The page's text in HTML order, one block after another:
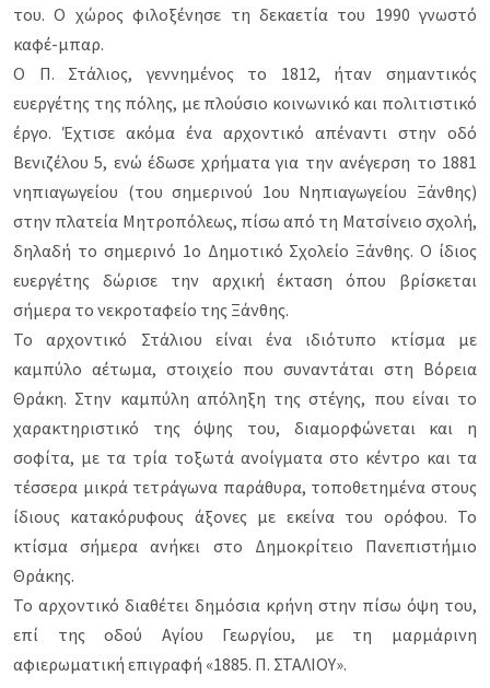
του. Ο χώρος φιλοξένησε τη δεκαετία του 1990 γνωστό
καφέ-μπαρ.
Ο Π. Στάλιος, γεννημένος το 1812, ήταν σημαντικός
ευεργέτης της πόλης, με πλούσιο κοινωνικό και πολιτιστικό
έργο. Έχτισε ακόμα ένα αρχοντικό απέναντι στην οδό
Βενιζέλου 5, ενώ έδωσε χρήματα για την ανέγερση το 1881
νηπιαγωγείου (του σημερινού 1ου Νηπιαγωγείου Ξάνθης)
στην πλατεία Μητροπόλεως, πίσω από τη Ματσίνειο σχολή,
δηλαδή το σημερινό 1ο Δημοτικό Σχολείο Ξάνθης. Ο ίδιος
ευεργέτης δώρισε την αρχική έκταση όπου βρίσκεται
σήμερα το νεκροταφείο της Ξάνθης.
Το αρχοντικό Στάλιου είναι ένα ιδιότυπο κτίσμα με
καμπύλο αέτωμα, στοιχείο που συναντάται στη Βόρεια
Θράκη. Στην καμπύλη απόληξη της στέγης, που είναι το
χαρακτηριστικό της όψης του, διαμορφώνεται και η
σοφίτα, με τα τρία τοξωτά ανοίγματα στο κέντρο και τα
τέσσερα μικρά τετράγωνα παράθυρα, τοποθετημένα στους
ίδιους κατακόρυφους άξονες με εκείνα του ορόφου. Το
κτίσμα σήμερα ανήκει στο Δημοκρίτειο Πανεπιστήμιο
Θράκης.
Το αρχοντικό διαθέτει δημόσια κρήνη στην πίσω όψη του,
επί της οδού Αγίου Γεωργίου, με τη μαρμάρινη
αφιερωματική επιγραφή «1885. Π. ΣΤΑΛΙΟΥ».